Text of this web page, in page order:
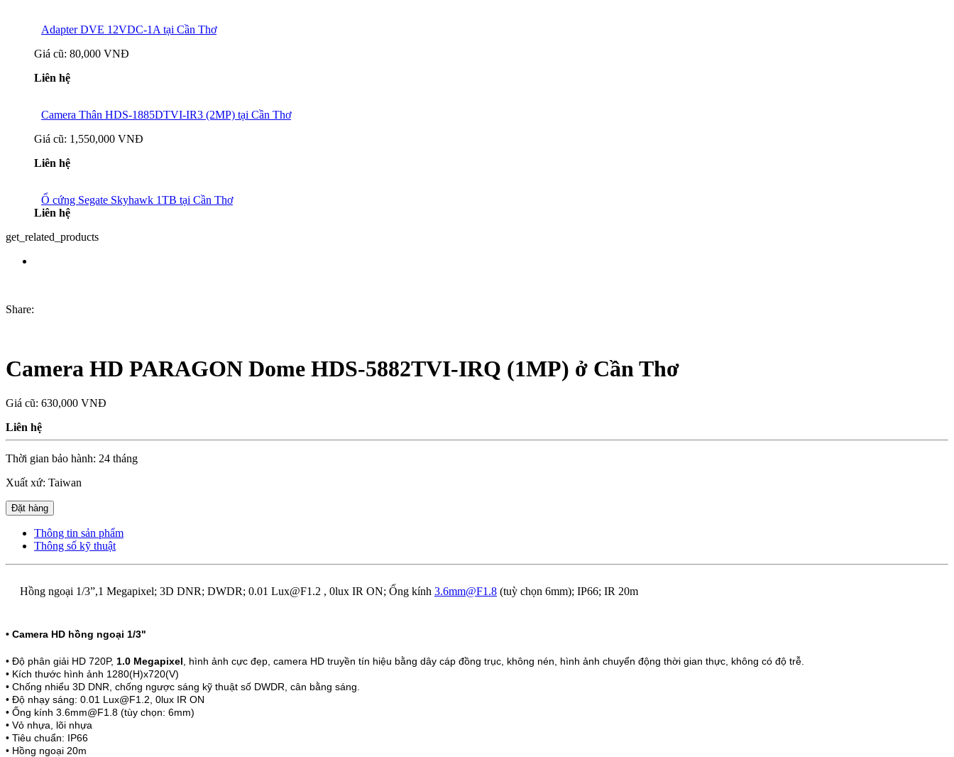
Adapter DVE 12VDC-1A tại Cần Thơ
Giá cũ: 80,000 VNĐ
Liên hệ
Camera Thân HDS-1885DTVI-IR3 (2MP) tại Cần Thơ
Giá cũ: 1,550,000 VNĐ
Liên hệ
Ổ cứng Segate Skyhawk 1TB tại Cần Thơ
Liên hệ
get_related_products
Share:
Camera HD PARAGON Dome HDS-5882TVI-IRQ (1MP) ở Cần Thơ
Giá cũ: 630,000 VNĐ
Liên hệ
Thời gian bảo hành: 24 tháng
Xuất xứ: Taiwan
Đặt hàng
Thông tin sản phẩm
Thông số kỹ thuật
Hồng ngoại 1/3”,1 Megapixel; 3D DNR; DWDR; 0.01 Lux@F1.2 , 0lux IR ON; Ống kính 3.6mm@F1.8 (tuỳ chọn 6mm); IP66; IR 20m
• Camera HD hồng ngoại 1/3"
• Độ phân giải HD 720P, 1.0 Megapixel , hình ảnh cực đẹp, camera HD truyền tín hiệu bằng dây cáp đồng trục, không nén, hình ảnh chuyển động thời gian thực, không có độ trễ.
• Kích thước hình ảnh 1280(H)x720(V)
• Chống nhiểu 3D DNR, chống ngược sáng kỹ thuật số DWDR, cân bằng sáng.
• Độ nhạy sáng: 0.01 Lux@F1.2, 0lux IR ON
• Ống kính 3.6mm@F1.8 (tùy chọn: 6mm)
• Vỏ nhựa, lõi nhựa
• Tiêu chuẩn: IP66
• Hồng ngoại 20m